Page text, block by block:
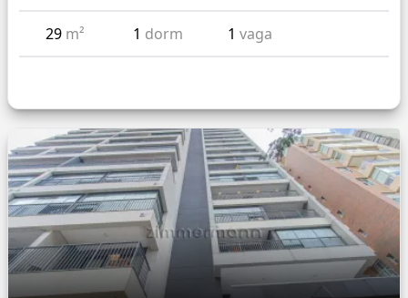
29 m² 1 dorm 1vaga